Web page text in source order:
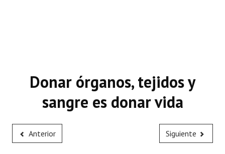
Donar órganos, tejidos y
sangre es donar vida
Anterior Siguiente